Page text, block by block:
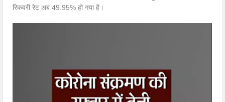
रिकवरी रेट अब 49.95% हो गया है।